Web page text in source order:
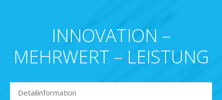
INNOVATION –
MEHRWERT – LEISTUNG
Detailinformation